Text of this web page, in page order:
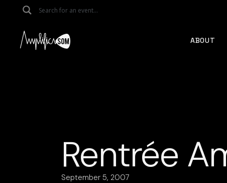
ABOUT
Rentrée
September 5, 2007